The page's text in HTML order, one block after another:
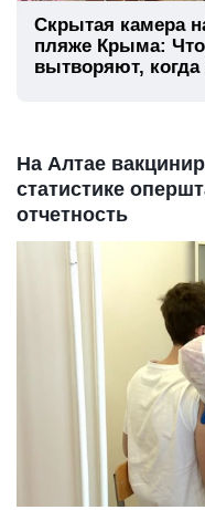
Скрытая камера
пляже Крыма:
вытворяют, когда
На Алтае
статистике
отчетность